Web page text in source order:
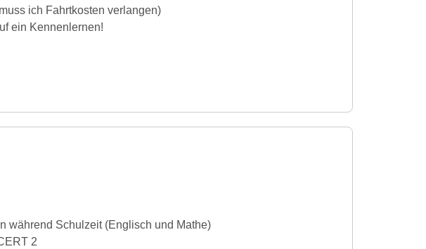
ich Fahrtkosten verlangen)
ein Kennenlernen!
während Schulzeit (Englisch und Mathe)
2